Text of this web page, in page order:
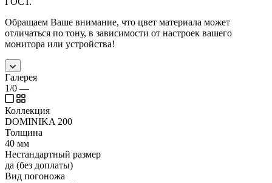
Обращаем Ваше внимание, что цвет материала может
отличаться по тону, в зависимости от настроек вашего
монитора или устройства!
Галерея
1/0 —
Коллекция
DOMINIKA 200
Толщина
40 мм
Нестандартный размер
да (без доплаты)
Вид погоножа